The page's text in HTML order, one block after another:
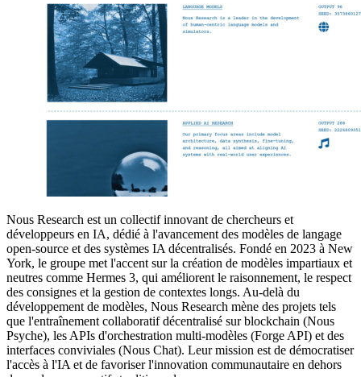
Nous Research est un collectif innovant de chercheurs et
développeurs en IA, dédié à l'avancement des modèles de langage
open-source et des systèmes IA décentralisés. Fondé en 2023 à New
York, le groupe met l'accent sur la création de modèles impartiaux et
neutres comme Hermes 3, qui améliorent le raisonnement, le respect
des consignes et la gestion de contextes longs. Au-delà du
développement de modèles, Nous Research mène des projets tels
que l'entraînement collaboratif décentralisé sur blockchain (Nous
Psyche), les APIs d'orchestration multi-modèles (Forge API) et des
interfaces conviviales (Nous Chat). Leur mission est de démocratiser
l'accès à l'IA et de favoriser l'innovation communautaire en dehors